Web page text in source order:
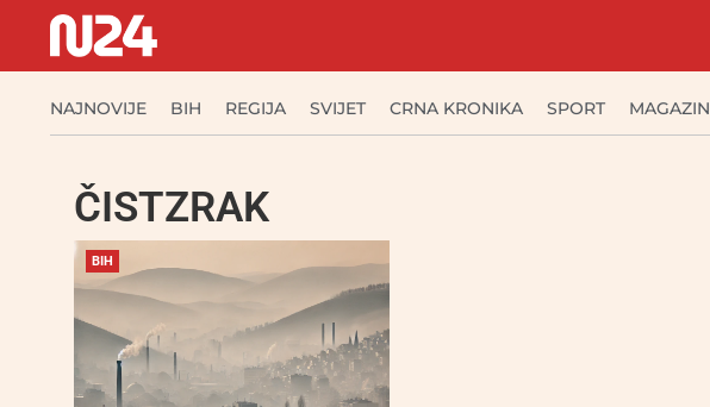
NAJNOVIJE BIH REGIJA SVIJET CRNA KRONIKA SPORT MAGAZIN
ČISTZRAK
BIH